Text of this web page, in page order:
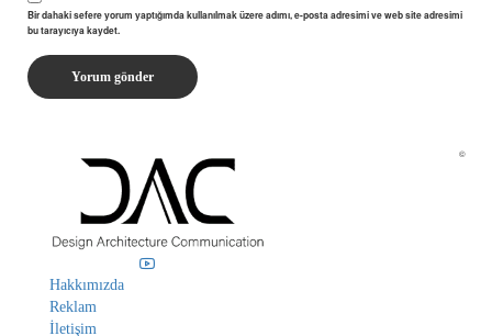
Bir dahaki sefere yorum yaptığımda kullanılmak üzere adımı, e-posta adresimi ve web site adresimi
bu tarayıcıya kaydet.
Hakkımızda
Reklam
İletişim
©